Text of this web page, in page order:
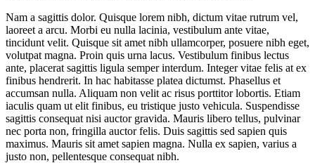
Nam a sagittis dolor. Quisque lorem nibh, dictum vitae rutrum vel,
laoreet a arcu. Morbi eu nulla lacinia, vestibulum ante vitae,
tincidunt velit. Quisque sit amet nibh ullamcorper, posuere nibh eget,
volutpat magna. Proin quis urna lacus. Vestibulum finibus lectus
ante, placerat sagittis ligula semper interdum. Integer vitae felis at ex
finibus hendrerit. In hac habitasse platea dictumst. Phasellus et
accumsan nulla. Aliquam non velit ac risus porttitor lobortis. Etiam
iaculis quam ut elit finibus, eu tristique justo vehicula. Suspendisse
sagittis consequat nisi auctor gravida. Mauris libero tellus, pulvinar
nec porta non, fringilla auctor felis. Duis sagittis sed sapien quis
maximus. Mauris sit amet sapien magna. Nulla ex sapien, varius a
justo non, pellentesque consequat nibh.